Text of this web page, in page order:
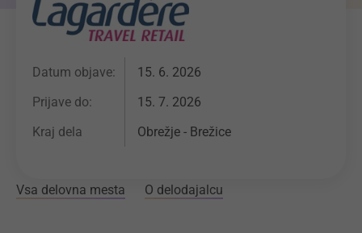
Datum objave:
15. 6. 2026
Prijave do:
15. 7. 2026
Kraj dela
Obrežje - Brežice
Vsa delovna mesta O delodajalcu